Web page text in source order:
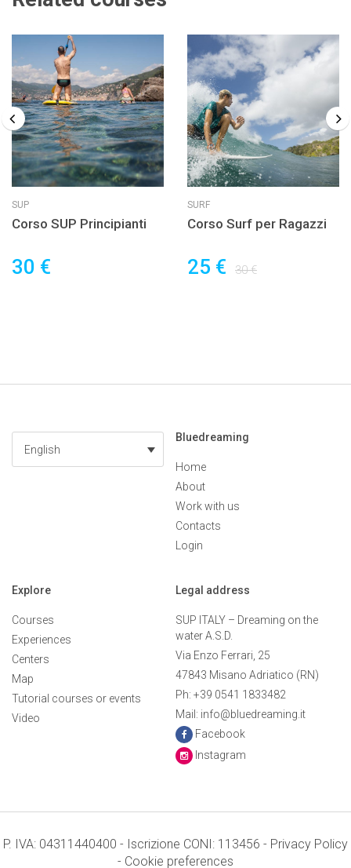
SUP
Corso SUP Principianti
30 €
SURF
Corso Surf per Ragazzi
25 € 30 €
English
Bluedreaming
Home
About
Work with us
Contacts
Login
Explore
Courses
Experiences
Centers
Map
Tutorial courses or events
Video
Legal address
SUP ITALY – Dreaming on the
water A.S.D.
Via Enzo Ferrari, 25
47843 Misano Adriatico (RN)
Ph: +39 0541 1833482
Mail: info@bluedreaming.it
Facebook
Instagram
P. IVA: 04311440400 - Iscrizione CONI: 113456 - Privacy Policy
- Cookie preferences